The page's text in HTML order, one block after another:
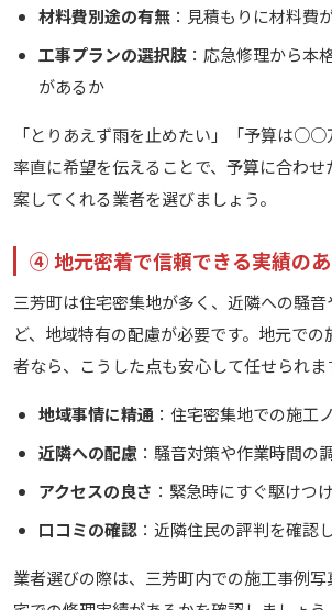
材料費別途の有無：見積もりに材料費
工事プランの選択肢：応急修理から本
があるか
「とりあえず雨を止めたい」「予算は○○
率直に希望を伝えることで、予算に合わ
案してくれる業者を選びましょう。
④ 地元密着で信頼できる実績の
三芳町は住宅密集地が多く、近隣への騒
ど、地域特有の配慮が必要です。地元で
者なら、こうした点も安心して任せられま
地域事情に精通 ：住宅密集地での施工
近隣への配慮 ：騒音対策や作業時間の
アクセスの良さ ：緊急時にすぐ駆けつ
口コミの確認：近隣住民の評判を確認
業者選びの際は、三芳町内での施工事例